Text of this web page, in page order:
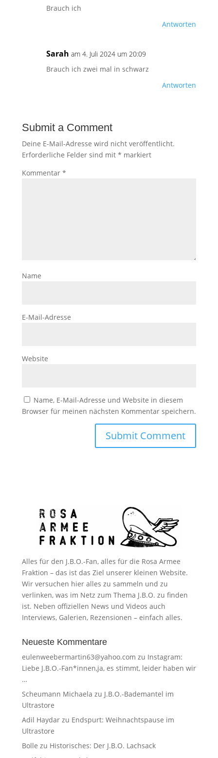
Brauch ich
Antworten
Sarah am 4. Juli 2024 um 20:09
Brauch ich zwei mal in schwarz
Antworten
Submit a Comment
Deine E-Mail-Adresse wird nicht veröffentlicht.
Erforderliche Felder sind mit * markiert
Kommentar *
Name
E-Mail-Adresse
Website
Name, E-Mail-Adresse und Website in diesem
Browser für meinen nächsten Kommentar speichern.
Alles für den J.B.O.-Fan, alles für die Rosa Armee
Fraktion – das ist das Ziel unserer kleinen Website.
Wir versuchen hier alles zu sammeln und zu
verlinken, was im Netz zum Thema J.B.O. zu finden
ist. Neben offiziellen News und Videos auch
Interviews, Galerien, Rezensionen – einfach alles.
Neueste Kommentare
eulenweebermartin63@yahoo.com zu Instagram:
Liebe J.B.O.-Fan*innen,ja, es stimmt, leider haben wir
…
Scheumann Michaela zu J.B.O.-Bademantel im
Ultrastore
Adil Haydarzu Endspurt: Weihnachtspause im
Ultrastore
Bolle zu Historisches: Der J.B.O. Lachsack